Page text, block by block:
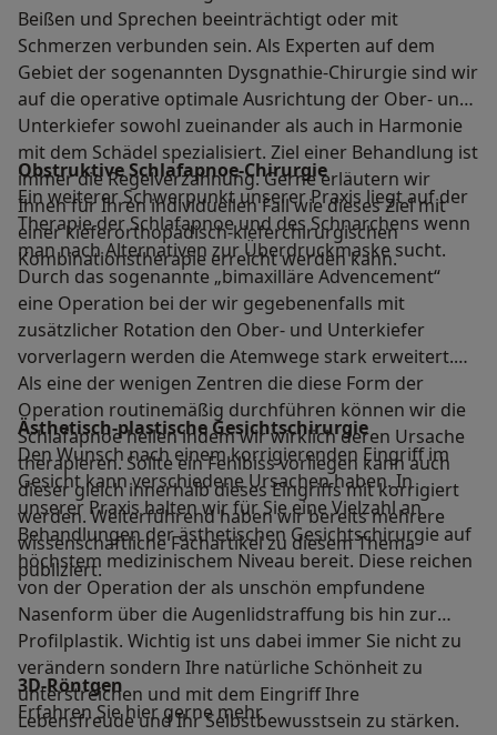
Beißen und Sprechen beeinträchtigt oder mit
Schmerzen verbunden sein. Als Experten auf dem
Gebiet der sogenannten Dysgnathie-Chirurgie sind wir
auf die operative optimale Ausrichtung der Ober- und
Unterkiefer sowohl zueinander als auch in Harmonie
mit dem Schädel spezialisiert. Ziel einer Behandlung ist
immer die Regelverzahnung. Gerne erläutern wir
Ihnen für Ihren individuellen Fall wie dieses Ziel mit
einer kieferorthopädisch-kieferchirurgischen
Kombinationstherapie erreicht werden kann.
Obstruktive Schlafapnoe-Chirurgie
Ein weiterer Schwerpunkt unserer Praxis liegt auf der
Therapie der Schlafapnoe und des Schnarchens wenn
man nach Alternativen zur Überdruckmaske sucht.
Durch das sogenannte „bimaxilläre Advencement“
eine Operation bei der wir gegebenenfalls mit
zusätzlicher Rotation den Ober- und Unterkiefer
vorverlagern werden die Atemwege stark erweitert.
Als eine der wenigen Zentren die diese Form der
Operation routinemäßig durchführen können wir die
Schlafapnoe heilen indem wir wirklich deren Ursache
therapieren. Sollte ein Fehlbiss vorliegen kann auch
dieser gleich innerhalb dieses Eingriffs mit korrigiert
werden. Weiterführend haben wir bereits mehrere
wissenschaftliche Fachartikel zu diesem Thema
publiziert.
Ästhetisch-plastische Gesichtschirurgie
Den Wunsch nach einem korrigierenden Eingriff im
Gesicht kann verschiedene Ursachen haben. In
unserer Praxis halten wir für Sie eine Vielzahl an
Behandlungen der ästhetischen Gesichtschirurgie auf
höchstem medizinischem Niveau bereit. Diese reichen
von der Operation der als unschön empfundene
Nasenform über die Augenlidstraffung bis hin zur
Profilplastik. Wichtig ist uns dabei immer Sie nicht zu
verändern sondern Ihre natürliche Schönheit zu
unterstreichen und mit dem Eingriff Ihre
Lebensfreude und Ihr Selbstbewusstsein zu stärken.
3D-Röntgen
Erfahren Sie hier gerne mehr.